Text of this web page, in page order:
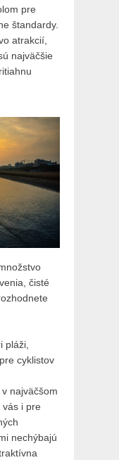
pre
štandardy.
atrakcií,
najväčšie
čisté
pláži,
cyklistov
najväčšom
vás i pre
nechýbajú